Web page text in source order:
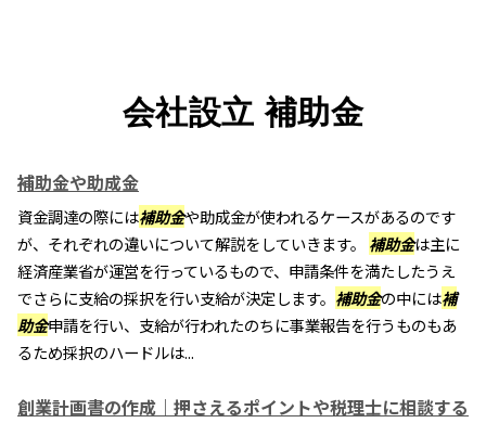
会社設立 補助金
補助金や助成金
資金調達の際には補助金や助成金が使われるケースがあるのです
が、それぞれの違いについて解説をしていきます。 補助金は主に
経済産業省が運営を行っているもので、申請条件を満たしたうえ
でさらに支給の採択を行い支給が決定します。 補助金の中には補
助金申請を行い、支給が行われたのちに事業報告を行うものもあ
るため採択のハードルは...
創業計画書の作成｜押さえるポイントや税理士に相談する